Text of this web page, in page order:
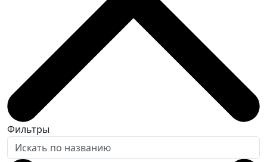
Фильтры